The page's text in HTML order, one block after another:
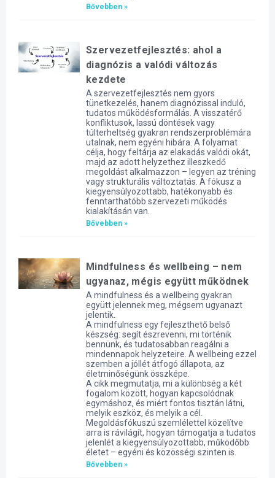
Bővebben »
Szervezetfejlesztés: ahol a
diagnózis a valódi változás
kezdete
A szervezetfejlesztés nem gyors
tünetkezelés, hanem diagnózissal induló,
tudatos működésformálás. A visszatérő
konfliktusok, lassú döntések vagy
túlterheltség gyakran rendszerproblémára
utalnak, nem egyéni hibára. A folyamat
célja, hogy feltárja az elakadás valódi okát,
majd az adott helyzethez illeszkedő
megoldást alkalmazzon – legyen az tréning
vagy strukturális változtatás. A fókusz a
kiegyensúlyozottabb, hatékonyabb és
fenntarthatóbb szervezeti működés
kialakításán van.
Bővebben »
Mindfulness és wellbeing – nem
ugyanaz, mégis együtt működnek
A mindfulness és a wellbeing gyakran
együtt jelennek meg, mégsem ugyanazt
jelentik.
A mindfulness egy fejleszthető belső
készség: segít észrevenni, mi történik
bennünk, és tudatosabban reagálni a
mindennapok helyzeteire. A wellbeing ezzel
szemben a jóllét átfogó állapota, az
életminőségünk összképe.
A cikk megmutatja, mi a különbség a két
fogalom között, hogyan kapcsolódnak
egymáshoz, és miért fontos tisztán látni,
melyik eszköz, és melyik a cél.
Megoldásfókuszú szemlélettel közelítve
arra is rávilágít, hogyan támogatja a tudatos
jelenlét a kiegyensúlyozottabb, működőbb
életet – egyéni és közösségi szinten is.
Bővebben »